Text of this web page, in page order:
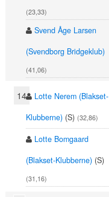
(23,33)
Svend Åge Larsen
(Svendborg Bridgeklub)
(41,06)
14
Lotte Nerem (Blakset-
Klubberne) (S) (32,86)
Lotte Bomgaard
(Blakset-Klubberne) (S)
(31,16)